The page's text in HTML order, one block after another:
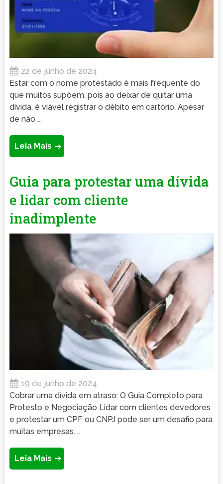
22 de junho de 2024
Estar com o nome protestado é mais frequente do
que muitos supõem, pois ao deixar de quitar uma
dívida, é viável registrar o débito em cartório. Apesar
de não …
Leia Mais
Guia para protestar uma dívida
e lidar com cliente
inadimplente
19 de junho de 2024
Cobrar uma dívida em atraso: O Guia Completo para
Protesto e Negociação Lidar com clientes devedores
e protestar um CPF ou CNPJ pode ser um desafio para
muitas empresas. …
Leia Mais